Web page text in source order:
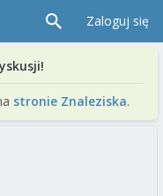
Zaloguj się
stronie Znaleziska.